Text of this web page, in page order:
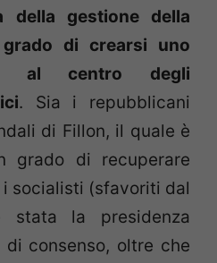
della gestione della
di crearsi uno
al centro degli
. Sia i repubblicani
di Fillon, il quale è
grado di recuperare
socialisti (sfavoriti dal
stata la presidenza
consenso, oltre che